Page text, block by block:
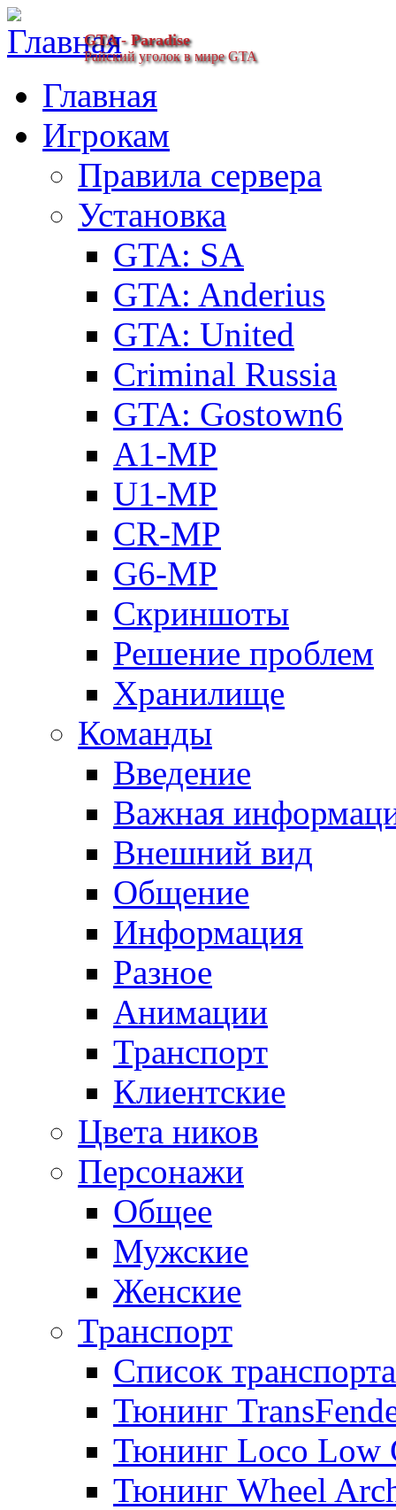
GTA - Paradise
Райский уголок в мире GTA
Главная
Игрокам
Правила сервера
Установка
GTA: SA
GTA: Anderius
GTA: United
Criminal Russia
GTA: Gostown6
A1-MP
U1-MP
CR-MP
G6-MP
Скриншоты
Решение проблем
Хранилище
Команды
Введение
Важная
Внешний вид
Общение
Информация
Разное
Анимации
Транспорт
Клиентские
Цвета ников
Персонажи
Общее
Мужские
Женские
Транспорт
Список транспорта
Тюнинг
Тюнинг Loco Low
Тюнинг Wheel